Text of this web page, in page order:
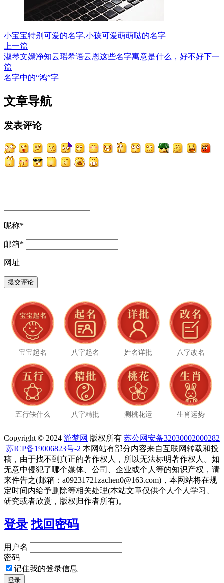
小宝宝特别可爱的名字,小孩可爱萌萌哒的名字
上一篇
淑琴文嫣净知云瑶希语云恩这些名字寓意是什么，好不好下一
篇
名字中的“鸿”字
文章导航
发表评论
昵称*
邮箱*
网址
宝宝起名 八字起名 姓名详批 八字改名
五行缺什么 八字精批 测桃花运 生肖运势
Copyright © 2024 游梦网 版权所有 苏公网安备32030002000282
苏ICP备19006823号-2 本网站有部分内容来自互联网转载和投
稿，由于找不到真正的著作权人，所以无法标明著作权人。如
无意中侵犯了哪个媒体、公司、企业或个人等的知识产权，请
来件告之(邮箱：a09231721zachen0@163.com)，本网站将在规
定时间内给予删除等相关处理(本站文章仅供个人个人学习、
研究或者欣赏，版权归作者所有)。
登录 找回密码
用户名
密码
记住我的登录信息